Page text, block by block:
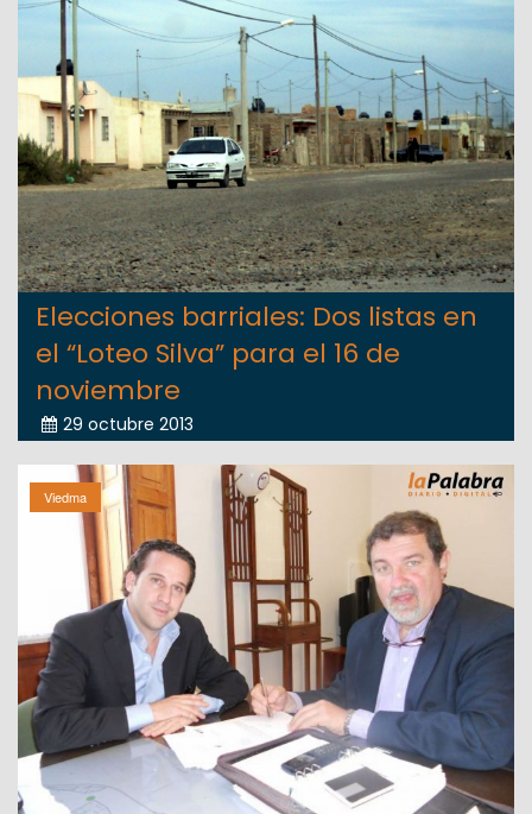
Elecciones barriales: Dos listas en
el “Loteo Silva” para el 16 de
noviembre
29 octubre 2013
Viedma